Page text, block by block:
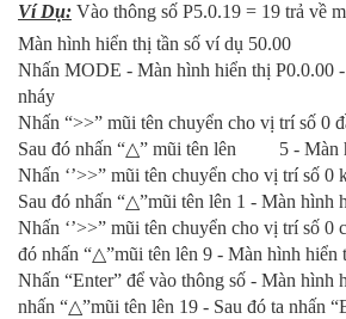
Ví Dụ: Vào thông số P5.0.19 = 19 trả về
Màn hình hiển thị tần số ví dụ 50.00
Nhấn MODE - Màn hình hiển thị P0.0.00
nháy
Nhấn “>>” mũi tên chuyển cho vị trí số 0
Sau đó nhấn “△” mũi tên lên 5 - Màn
Nhấn ‘’>>” mũi tên chuyển cho vị trí số 0
Sau đó nhấn “△”mũi tên lên 1 - Màn hình
Nhấn ‘’>>” mũi tên chuyển cho vị trí số 0
đó nhấn “△”mũi tên lên 9 - Màn hình hiển
Nhấn “Enter” để vào thông số - Màn hình
nhấn “△”mũi tên lên 19 - Sau đó ta nhấn